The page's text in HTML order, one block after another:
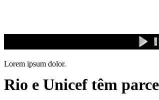
conteúdo
Lorem ipsum dolor.
Rio e Unicef têm